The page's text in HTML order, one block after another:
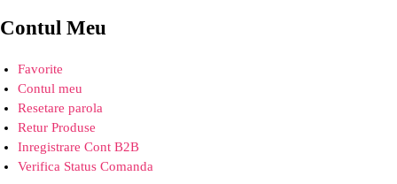
Contul Meu
Favorite
Contul meu
Resetare parola
Retur Produse
Inregistrare Cont B2B
Verifica Status Comanda